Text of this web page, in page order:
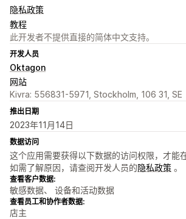
隐私政策
教程
此开发者不提供直接的简体中文支持。
开发人员
Oktagon
网站
Kivra: 556831-5971, Stockholm, 106 31, SE
推出日期
2023年11月14日
数据访问
这个应用需要获得以下数据的访问权限，才能
如需了解原因，请查阅开发人员的隐私政策 。
查看客户数据:
敏感数据、 设备和活动数据
查看员工和协作者数据:
店主